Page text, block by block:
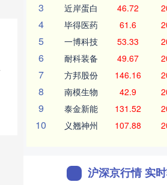
3 近岸蛋白 46.72
4 毕得医药 61.6
5 一博科技 53.33
6 耐科装备 49.67
7 方邦股份 146.16
8 南模生物 42.9
9 泰金新能 131.52
10 义翘神州 107.88
沪深京行情 实